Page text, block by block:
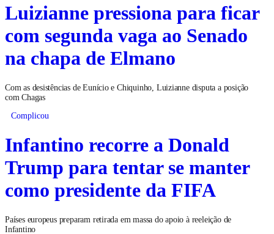
Luizianne pressiona para ficar
com segunda vaga ao Senado
na chapa de Elmano
Com as desistências de Eunício e Chiquinho, Luizianne disputa a posição
com Chagas
Complicou
Infantino recorre a Donald
Trump para tentar se manter
como presidente da FIFA
Países europeus preparam retirada em massa do apoio à reeleição de
Infantino